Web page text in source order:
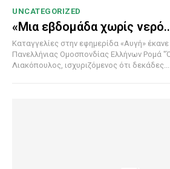
UNCATEGORIZED
«Μια εβδομάδα χωρίς
Καταγγελίες στην εφημερίδα «Αυγή»
Πανελλήνιας Ομοσπονδίας Ελλήνων Ρομά
Λιακόπουλος, ισχυριζόμενος ότι δεκάδες...